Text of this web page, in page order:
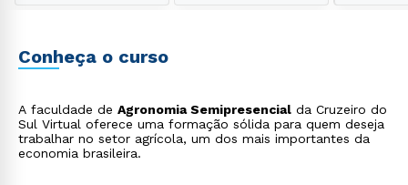
Conheça o curso
A faculdade de Agronomia Semipresencial da Cruzeiro do
Sul Virtual oferece uma formação sólida para quem deseja
trabalhar no setor agrícola, um dos mais importantes da
economia brasileira.